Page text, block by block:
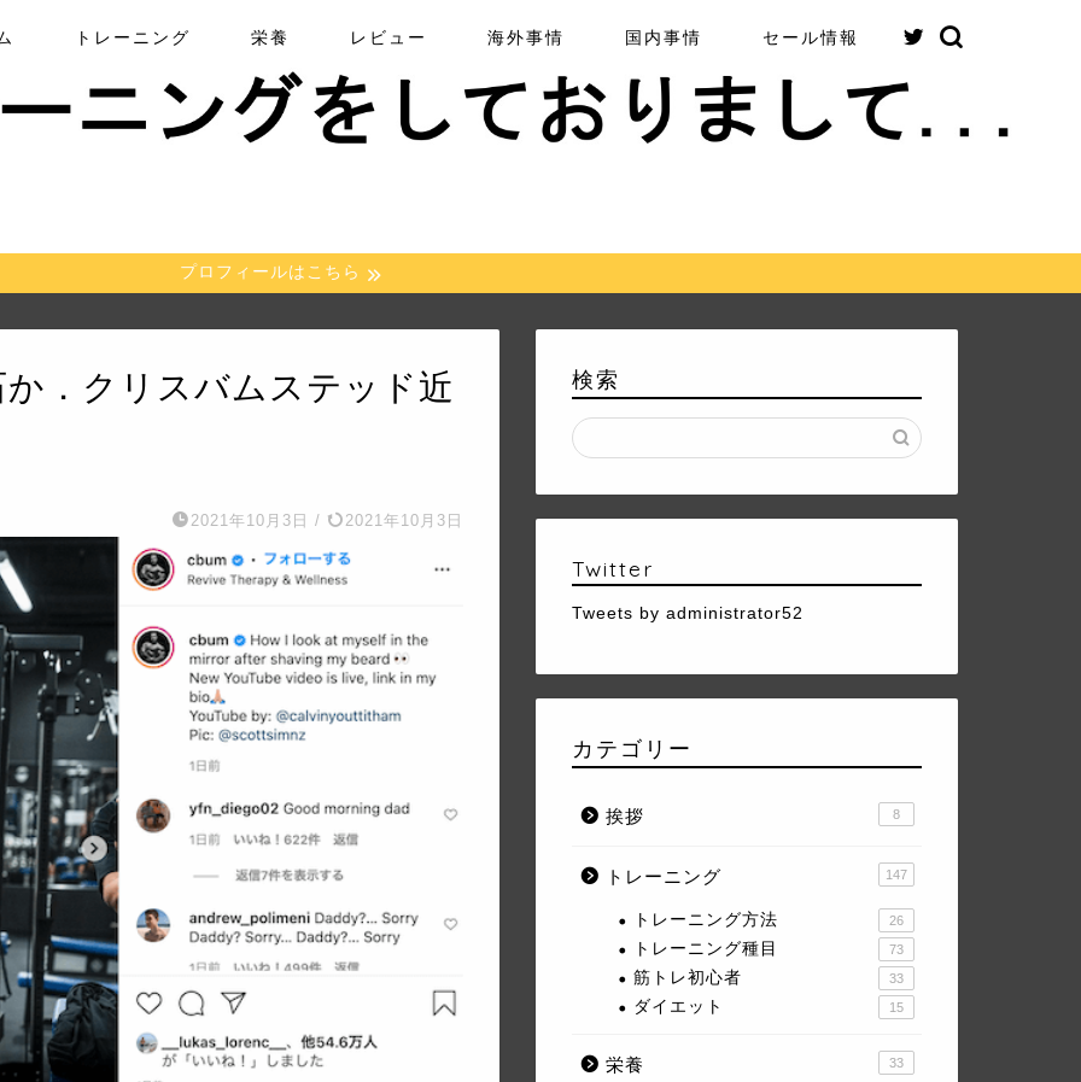
トレーニング 栄養 レビュー 海外事情 国内事情 セール情報
プロフィールはこちら
．クリスバムステッド近
2021年10月3日 / 2021年10月3日
検索
Twitter
Tweets by administrator52
カテゴリー
挨拶 8
トレーニング 147
トレーニング方法 26
トレーニング種目 73
筋トレ初心者 33
ダイエット 15
栄養 33